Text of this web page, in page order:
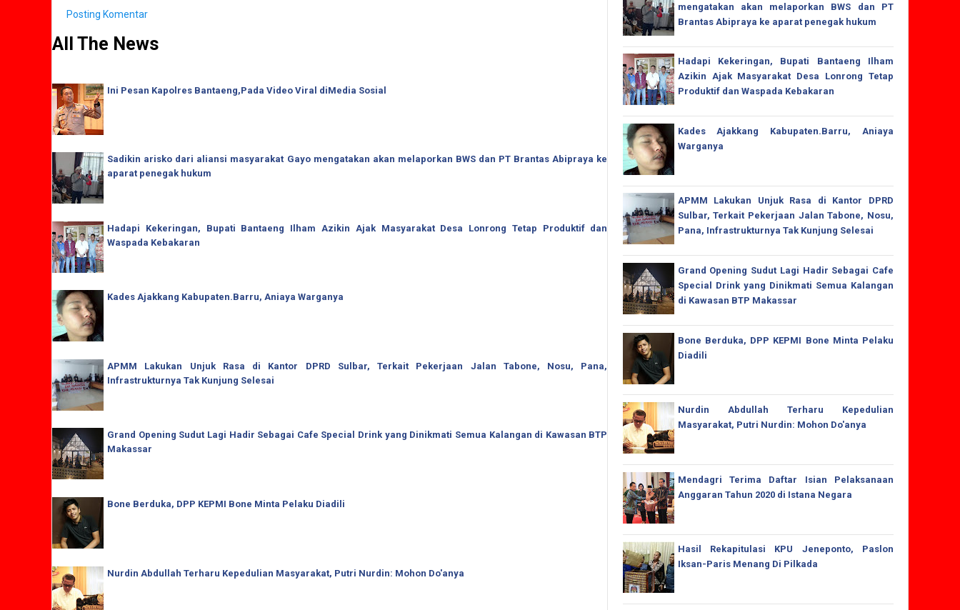
Posting Komentar
All The News
Ini Pesan Kapolres Bantaeng,Pada Video Viral diMedia Sosial
Sadikin arisko dari aliansi masyarakat Gayo mengatakan akan melaporkan BWS dan PT Brantas Abipraya ke
aparat penegak hukum
Hadapi Kekeringan, Bupati Bantaeng Ilham Azikin Ajak Masyarakat Desa Lonrong Tetap Produktif dan
Waspada Kebakaran
Kades Ajakkang Kabupaten.Barru, Aniaya Warganya
APMM Lakukan Unjuk Rasa di Kantor DPRD Sulbar, Terkait Pekerjaan Jalan Tabone, Nosu, Pana,
Infrastrukturnya Tak Kunjung Selesai
Grand Opening Sudut Lagi Hadir Sebagai Cafe Special Drink yang Dinikmati Semua Kalangan di Kawasan BTP
Makassar
Bone Berduka, DPP KEPMI Bone Minta Pelaku Diadili
Nurdin Abdullah Terharu Kepedulian Masyarakat, Putri Nurdin: Mohon Do'anya
mengatakan akan melaporkan BWS dan PT
Brantas Abipraya ke aparat penegak hukum
Hadapi Kekeringan, Bupati Bantaeng Ilham
Azikin Ajak Masyarakat Desa Lonrong Tetap
Produktif dan Waspada Kebakaran
Kades Ajakkang Kabupaten.Barru, Aniaya
Warganya
APMM Lakukan Unjuk Rasa di Kantor DPRD
Sulbar, Terkait Pekerjaan Jalan Tabone, Nosu,
Pana, Infrastrukturnya Tak Kunjung Selesai
Grand Opening Sudut Lagi Hadir Sebagai Cafe
Special Drink yang Dinikmati Semua Kalangan
di Kawasan BTP Makassar
Bone Berduka, DPP KEPMI Bone Minta Pelaku
Diadili
Nurdin Abdullah Terharu Kepedulian
Masyarakat, Putri Nurdin: Mohon Do'anya
Mendagri Terima Daftar Isian Pelaksanaan
Anggaran Tahun 2020 di Istana Negara
Hasil Rekapitulasi KPU Jeneponto, Paslon
Iksan-Paris Menang Di Pilkada